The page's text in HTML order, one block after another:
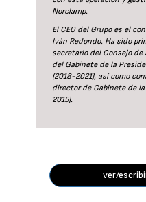
Norclamp.
El CEO del Grupo es el
Iván Redondo. Ha sido
secretario del Consejo
del Gabinete de la
(2018-2021), así como
director de Gabinete de
2015).
ver/